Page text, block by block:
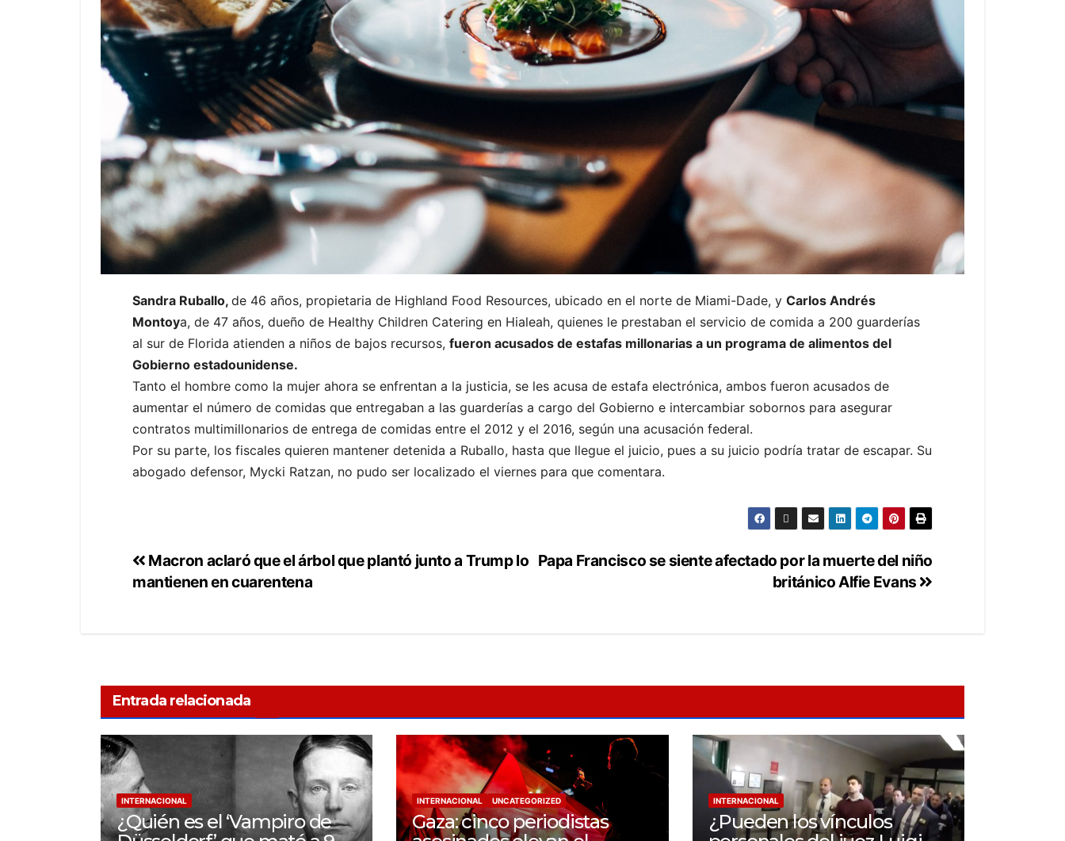
Sandra Ruballo, de 46 años, propietaria de Highland Food Resources, ubicado en el norte de Miami-Dade, y Carlos Andrés
Montoya, de 47 años, dueño de Healthy Children Catering en Hialeah, quienes le prestaban el servicio de comida a 200 guarderías
al sur de Florida atienden a niños de bajos recursos, fueron acusados de estafas millonarias a un programa de alimentos del
Gobierno estadounidense.
Tanto el hombre como la mujer ahora se enfrentan a la justicia, se les acusa de estafa electrónica, ambos fueron acusados de
aumentar el número de comidas que entregaban a las guarderías a cargo del Gobierno e intercambiar sobornos para asegurar
contratos multimillonarios de entrega de comidas entre el 2012 y el 2016, según una acusación federal.
Por su parte, los fiscales quieren mantener detenida a Ruballo, hasta que llegue el juicio, pues a su juicio podría tratar de escapar. Su
abogado defensor, Mycki Ratzan, no pudo ser localizado el viernes para que comentara.
Papa Francisco se siente afectado por la muerte del niño
británico Alfie Evans
Macron aclaró que el árbol que plantó junto a Trump lo
mantienen en cuarentena
Entrada relacionada
INTERNACIONAL
¿Quién es el ‘Vampiro de
INTERNACIONAL UNCATEGORIZED
Gaza: cinco periodistas
INTERNACIONAL
¿Pueden los vínculos